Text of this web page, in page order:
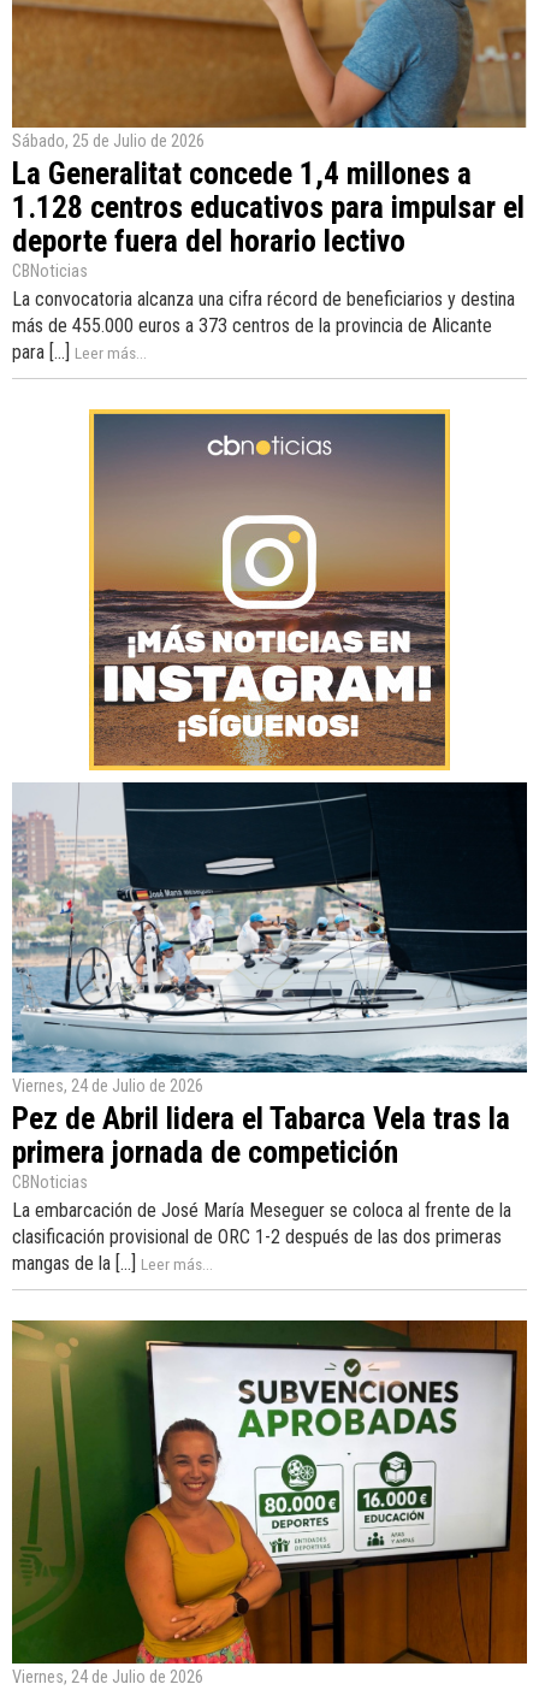
Sábado, 25 de Julio de 2026
La Generalitat concede 1,4 millones a
1.128 centros educativos para impulsar el
deporte fuera del horario lectivo
CBNoticias
La convocatoria alcanza una cifra récord de beneficiarios y destina
más de 455.000 euros a 373 centros de la provincia de Alicante
para [...]
Leer más...
Viernes, 24 de Julio de 2026
Pez de Abril lidera el Tabarca Vela tras la
primera jornada de competición
CBNoticias
La embarcación de José María Meseguer se coloca al frente de la
clasificación provisional de ORC 1-2 después de las dos primeras
mangas de la [...]
Leer más...
Viernes, 24 de Julio de 2026